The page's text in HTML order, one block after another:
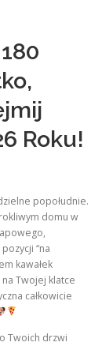
Roku!
popołudnie.
domu w
“na
kawałek
Twojej klatce
całkowicie
Twoich drzwi